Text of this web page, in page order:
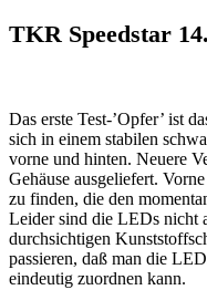
TKR Speedstar
Das erste Test-’Opfer’ ist
sich in einem stabilen
vorne und hinten. Neuere
Gehäuse ausgeliefert.
zu finden, die den
Leider sind die LEDs nicht
durchsichtigen
passieren, daß man die
eindeutig zuordnen kann.